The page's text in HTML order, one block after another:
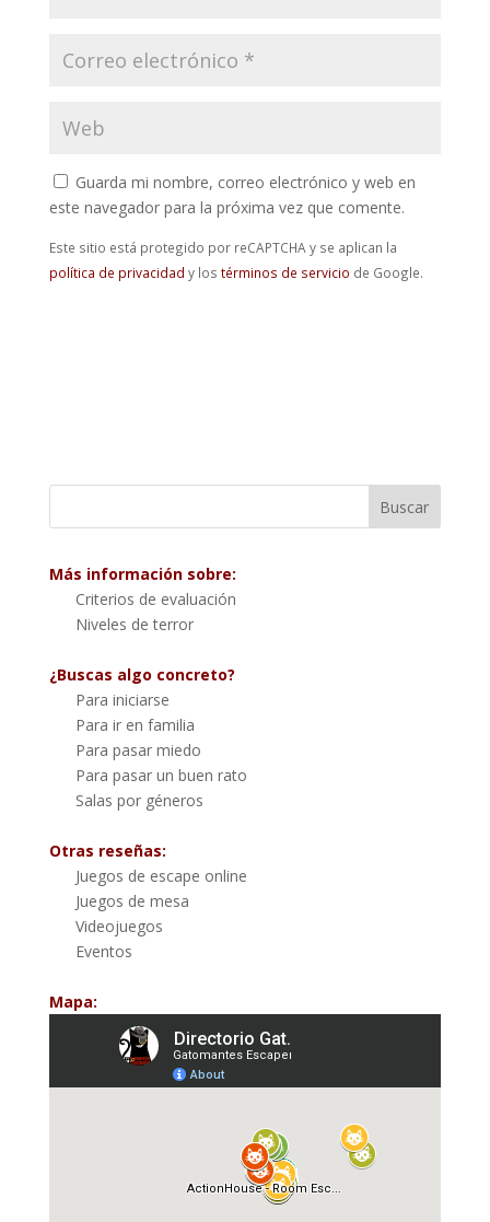
Guarda mi nombre, correo electrónico y web en
este navegador para la próxima vez que comente.
Este sitio está protegido por reCAPTCHA y se aplican la
política de privacidad y los términos de servicio de Google.
Más información sobre:
Criterios de evaluación
Niveles de terror
¿Buscas algo concreto?
Para iniciarse
Para ir en familia
Para pasar miedo
Para pasar un buen rato
Salas por géneros
Otras reseñas:
Juegos de escape online
Juegos de mesa
Videojuegos
Eventos
Mapa: